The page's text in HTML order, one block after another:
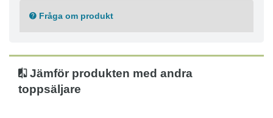
Fråga om produkt
Jämför produkten med andra
toppsäljare